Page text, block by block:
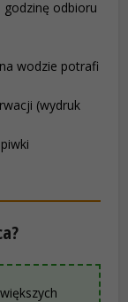
godzinę odbioru
wodzie potrafi
(wydruk